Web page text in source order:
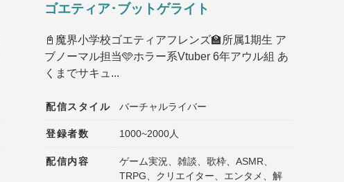
ゴエティア･ブットゲライト
📓魔界小学校ゴエティアフレンズ🏫所属1期生 ア
ブノーマル担当🩵ホラー系Vtuber 6年アウル組 あ
くまでサキュ...
配信スタイル バーチャルライバー
登録者数 1000~2000人
配信内容
ゲーム実況、雑談、歌枠、ASMR、
TRPG、クリエイター、エンタメ、解